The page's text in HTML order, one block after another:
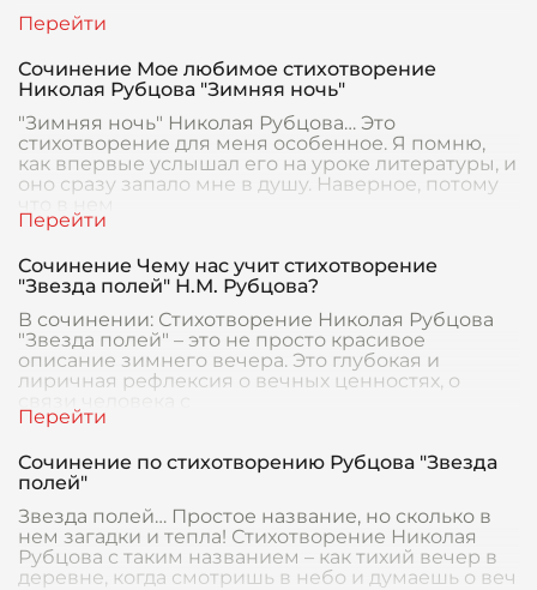
Сочинение Мое любимое стихотворение
Николая Рубцова "Зимняя ночь"
"Зимняя ночь" Николая Рубцова… Это
стихотворение для меня особенное. Я помню,
как впервые услышал его на уроке литературы, и
оно сразу запало мне в душу. Наверное, потому
Сочинение Чему нас учит стихотворение
"Звезда полей" Н.М. Рубцова?
В сочинении: Стихотворение Николая Рубцова
"Звезда полей" – это не просто красивое
описание зимнего вечера. Это глубокая и
лиричная рефлексия о вечных ценностях, о
Сочинение по стихотворению Рубцова "Звезда
полей"
Звезда полей… Простое название, но сколько в
нем загадки и тепла! Стихотворение Николая
Рубцова с таким названием – как тихий вечер в
деревне, когда смотришь в небо и думаешь о веч